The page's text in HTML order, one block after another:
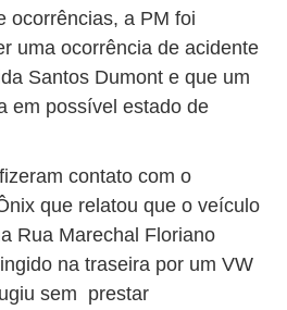
ocorrências, a PM foi
uma ocorrência de acidente
Santos Dumont e que um
em possível estado de
contato com o
que relatou que o veículo
Rua Marechal Floriano
na traseira por um VW
sem prestar